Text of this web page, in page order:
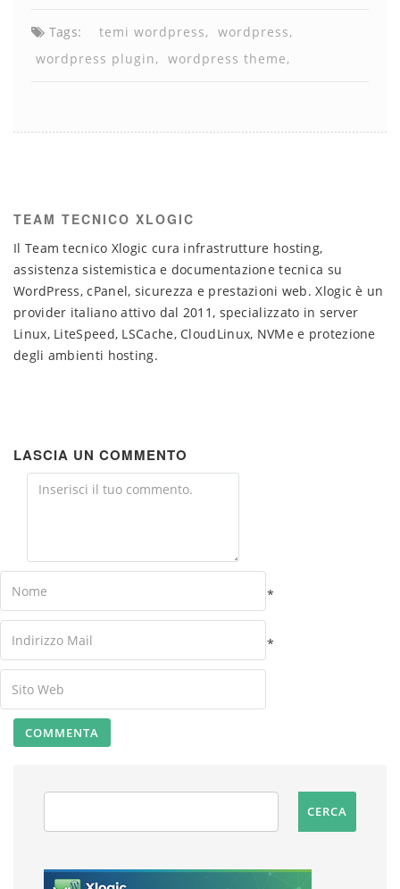
Tags: temi wordpress
wordpress
wordpress plugin
wordpress theme
TEAM TECNICO XLOGIC
Il Team tecnico Xlogic cura infrastrutture hosting,
assistenza sistemistica e documentazione tecnica su
WordPress, cPanel, sicurezza e prestazioni web. Xlogic è un
provider italiano attivo dal 2011, specializzato in server
Linux, LiteSpeed, LSCache, CloudLinux, NVMe e protezione
degli ambienti hosting.
LASCIA UN COMMENTO
Comment
*
Email
*
Website